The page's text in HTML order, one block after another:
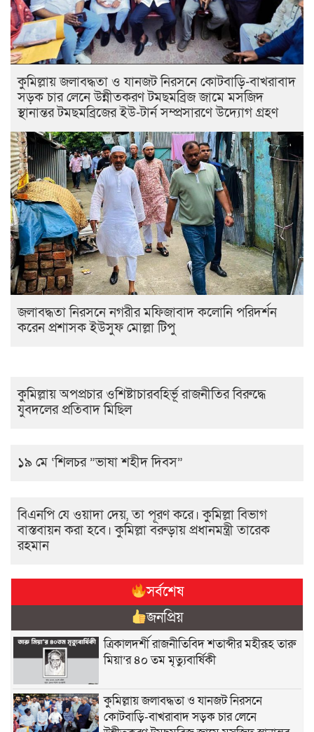
কুমিল্লায় জলাবদ্ধতা ও যানজট নিরসনে কোটবাড়ি-বাখরাবাদ
সড়ক চার লেনে উন্নীতকরণ টমছমব্রিজ জামে মসজিদ
স্থানান্তর টমছমব্রিজের ইউ-টার্ন সম্প্রসারণে উদ্যোগ গ্রহণ
জলাবদ্ধতা নিরসনে নগরীর মফিজাবাদ কলোনি পরিদর্শন
করেন প্রশাসক ইউসুফ মোল্লা টিপু
কুমিল্লায় অপপ্রচার ওশিষ্টাচারবহির্ভূ রাজনীতির বিরুদ্ধে
যুবদলের প্রতিবাদ মিছিল
১৯ মে ‘শিলচর ”ভাষা শহীদ দিবস”
বিএনপি যে ওয়াদা দেয়, তা পূরণ করে। কুমিল্লা বিভাগ
বাস্তবায়ন করা হবে। কুমিল্লা বরুড়ায় প্রধানমন্ত্রী তারেক
রহমান
সর্বশেষ
জনপ্রিয়
ত্রিকালদর্শী রাজনীতিবিদ শতাব্দীর মহীরূহ তারু
মিয়া’র ৪০ তম মৃত্যুবার্ষিকী
কুমিল্লায় জলাবদ্ধতা ও যানজট নিরসনে
কোটবাড়ি-বাখরাবাদ সড়ক চার লেনে